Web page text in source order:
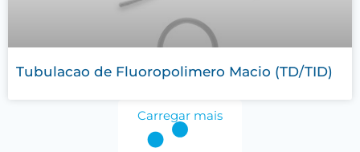
Tubulacao de Fluoropolimero Macio (TD/TID)
Carregar mais